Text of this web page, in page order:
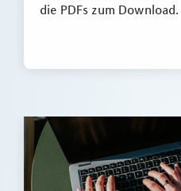
die PDFs zum Download.